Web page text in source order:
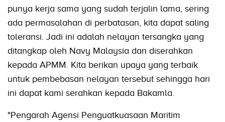
punya kerja sama yang sudah terjalin lama, sering
ada permasalahan di perbatasan, kita dapat saling
toleransi. Jadi ini adalah nelayan tersangka yang
ditangkap oleh Navy Malaysia dan diserahkan
kepada APMM. Kita berikan upaya yang terbaik
untuk pembebasan nelayan tersebut sehingga hari
ini dapat kami serahkan kepada Bakamla.
"Pengarah Agensi Penguatkuasaan Maritim